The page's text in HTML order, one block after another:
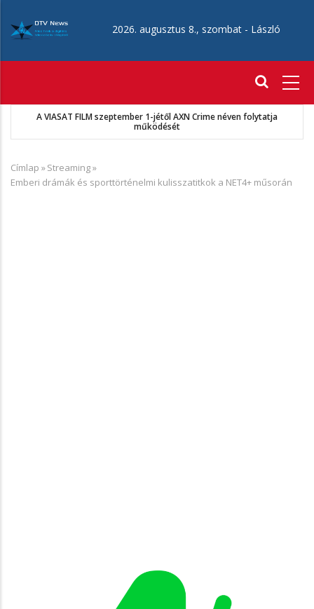
tartalomra
2026. augusztus 8., szombat - László
A VIASAT FILM szeptember 1-jétől AXN Crime néven folytatja
működését
Morzsa
Címlap »Streaming»
Emberi drámák és sporttörténelmi kulisszatitkok a NET4+ műsorán